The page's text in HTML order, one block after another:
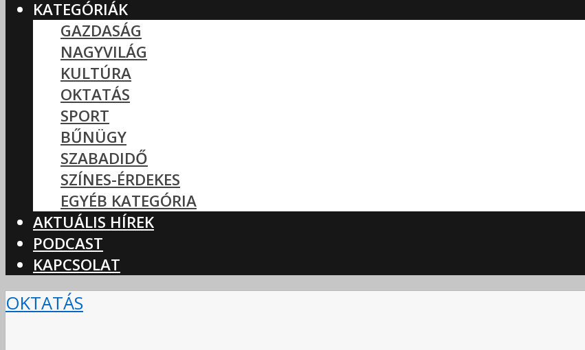
KATEGÓRIÁK
GAZDASÁG
NAGYVILÁG
KULTÚRA
OKTATÁS
SPORT
BŰNÜGY
SZABADIDŐ
SZÍNES-ÉRDEKES
EGYÉB KATEGÓRIA
AKTUÁLIS HÍREK
PODCAST
KAPCSOLAT
OKTATÁS